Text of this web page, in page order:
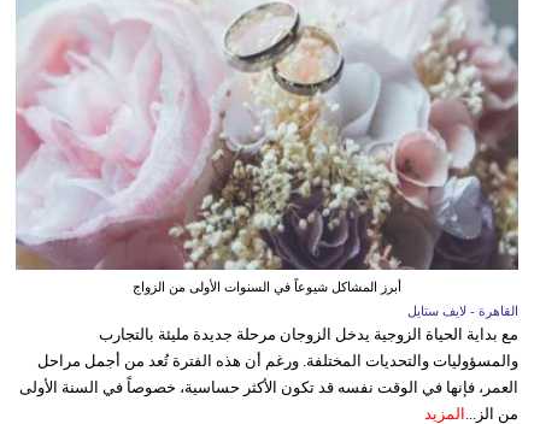
أبرز المشاكل شيوعاً في السنوات الأولى من الزواج
القاهرة - لايف ستايل
مع بداية الحياة الزوجية يدخل الزوجان مرحلة جديدة مليئة بالتجارب
والمسؤوليات والتحديات المختلفة. ورغم أن هذه الفترة تُعد من أجمل مراحل
العمر، فإنها في الوقت نفسه قد تكون الأكثر حساسية، خصوصاً في السنة الأولى
من الز...
المزيد